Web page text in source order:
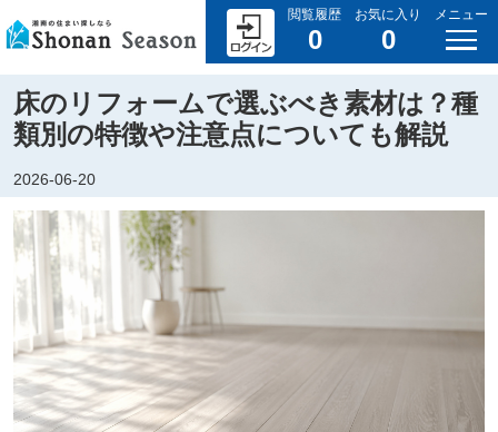
閲覧履歴
0
お気に入り
0
メニュー
床のリフォームで選ぶべき素材は？種
類別の特徴や注意点についても解説
2026-06-20